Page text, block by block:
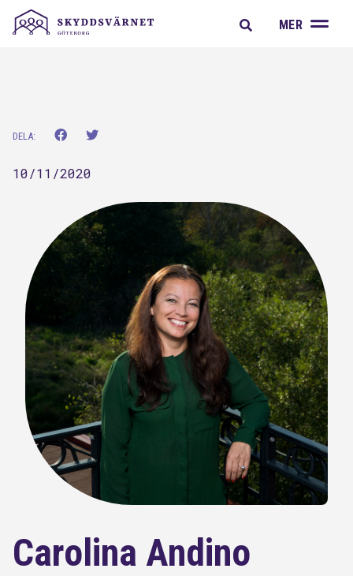
MER A
10/11/2020
DELA:
Carolina Andino